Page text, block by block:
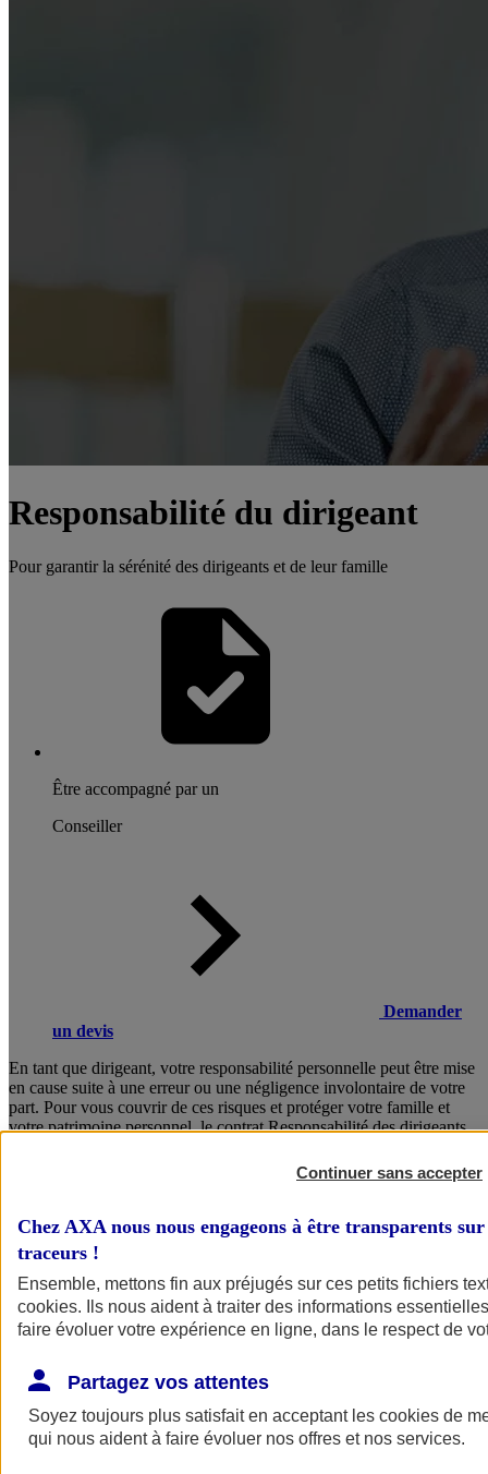
Responsabilité du dirigeant
Pour garantir la sérénité des dirigeants et de leur famille
Être accompagné par un
Conseiller
Demander
un devis
En tant que dirigeant, votre responsabilité personnelle peut être mise
en cause suite à une erreur ou une négligence involontaire de votre
part. Pour vous couvrir de ces risques et protéger votre famille et
votre patrimoine personnel, le contrat Responsabilité des dirigeants
solutions concrètes en cas de crise, ainsi que la prise en charge de
Consulter les documents d’informations
le document d'informations sur le produit
d'assurance responsabilité civile du dirigeant (CS)
Continuer sans accepter
Chez AXA nous nous engageons à être transparents
traceurs !
Ensemble, mettons fin aux préjugés sur ces petits fichiers
cookies. Ils nous aident à traiter des informations
faire évoluer votre expérience en ligne, dans le respect de
Partagez vos attentes
Soyez toujours plus satisfait en acceptant les cookies de
qui nous aident à faire évoluer nos offres et nos services.